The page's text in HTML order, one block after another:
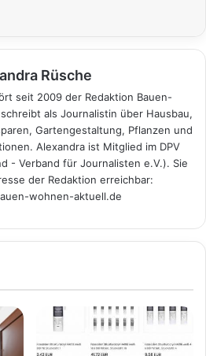
Rüsche
seit 2009 der Redaktion Bauen-
als Journalistin über Hausbau,
Gartengestaltung, Pflanzen und
Alexandra ist Mitglied im DPV
- Verband für Journalisten e.V.). Sie
der Redaktion erreichbar:
wohnen-aktuell.de